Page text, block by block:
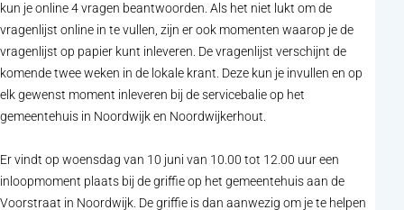
kun je online 4 vragen beantwoorden. Als het niet lukt om de
vragenlijst online in te vullen, zijn er ook momenten waarop je de
vragenlijst op papier kunt inleveren. De vragenlijst verschijnt de
komende twee weken in de lokale krant. Deze kun je invullen en op
elk gewenst moment inleveren bij de servicebalie op het
gemeentehuis in Noordwijk en Noordwijkerhout.
Er vindt op woensdag van 10 juni van 10.00 tot 12.00 uur een
inloopmoment plaats bij de griffie op het gemeentehuis aan de
Voorstraat in Noordwijk. De griffie is dan aanwezig om je te helpen